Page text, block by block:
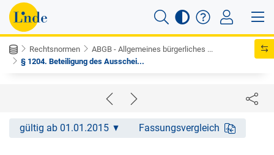
Rechtsnormen
ABGB - Allgemeines bürgerliches ...
§ 1204. Beteiligung des Ausschei...
gültig ab 01.01.2015 Fassungsvergleich